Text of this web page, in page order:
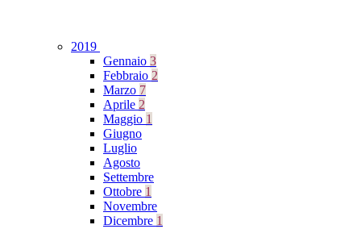
2019
Gennaio 3
Febbraio 2
Marzo 7
Aprile 2
Maggio 1
Giugno
Luglio
Agosto
Settembre
Ottobre 1
Novembre
Dicembre 1